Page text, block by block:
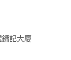
記大廈